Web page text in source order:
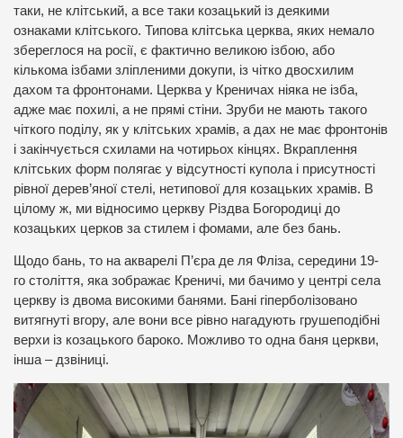
таки, не клітський, а все таки козацький із деякими
ознаками клітського. Типова клітська церква, яких немало
збереглося на росії, є фактично великою ізбою, або
кількома ізбами зліпленими докупи, із чітко двосхилим
дахом та фронтонами. Церква у Креничах ніяка не ізба,
адже має похилі, а не прямі стіни. Зруби не мають такого
чіткого поділу, як у клітських храмів, а дах не має фронтонів
і закінчується схилами на чотирьох кінцях. Вкраплення
клітських форм полягає у відсутності купола і присутності
рівної дерев’яної стелі, нетипової для козацьких храмів. В
цілому ж, ми відносимо церкву Різдва Богородиці до
козацьких церков за стилем і фомами, але без бань.
Щодо бань, то на акварелі П’єра де ля Фліза, середини 19-
го століття, яка зображає Креничі, ми бачимо у центрі села
церкву із двома високими банями. Бані гіперболізовано
витягнуті вгору, але вони все рівно нагадують грушеподібні
верхи із козацького бароко. Можливо то одна баня церкви,
інша – дзвіниці.